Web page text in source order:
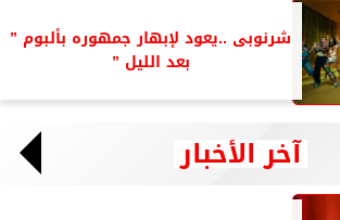
شرنوبى ..يعود لإبهار جمهوره بألبوم ”
بعد الليل ”
آخر الأخبار